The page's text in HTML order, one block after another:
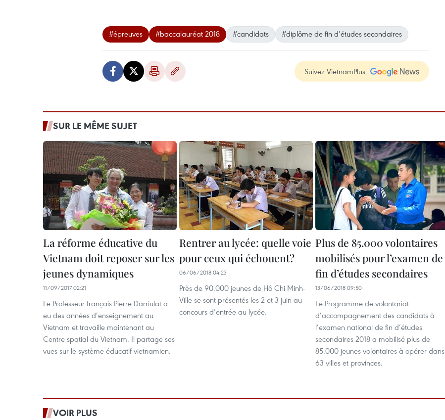
#épreuves #baccalauréat 2018 #candidats #diplôme de fin d’études secondaires
Suivez VietnamPlus
SUR LE MÊME SUJET
La réforme éducative du
Vietnam doit reposer sur les
jeunes dynamiques
11/09/2017 02:21
Le Professeur français Pierre Darriulat a
eu des années d’enseignement au
Vietnam et travaille maintenant au
Centre spatial du Vietnam. Il partage ses
vues sur le système éducatif vietnamien.
Rentrer au lycée: quelle voie
pour ceux qui échouent?
06/06/2018 04:23
Près de 90.000 jeunes de Hô Chi Minh-
Ville se sont présentés les 2 et 3 juin au
concours d’entrée au lycée.
Plus de 85.000 volontaires
mobilisés pour l’examen de
fin d’études secondaires
13/06/2018 09:50
Le Programme de volontariat
d’accompagnement des candidats à
l’examen national de fin d’études
secondaires 2018 a mobilisé plus de
85.000 jeunes volontaires à opérer dans
63 villes et provinces.
VOIR PLUS